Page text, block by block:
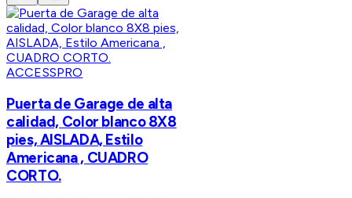
ACCESSPRO
Puerta de Garage de alta
calidad, Color blanco 8X8
pies, AISLADA, Estilo
Americana , CUADRO
CORTO.